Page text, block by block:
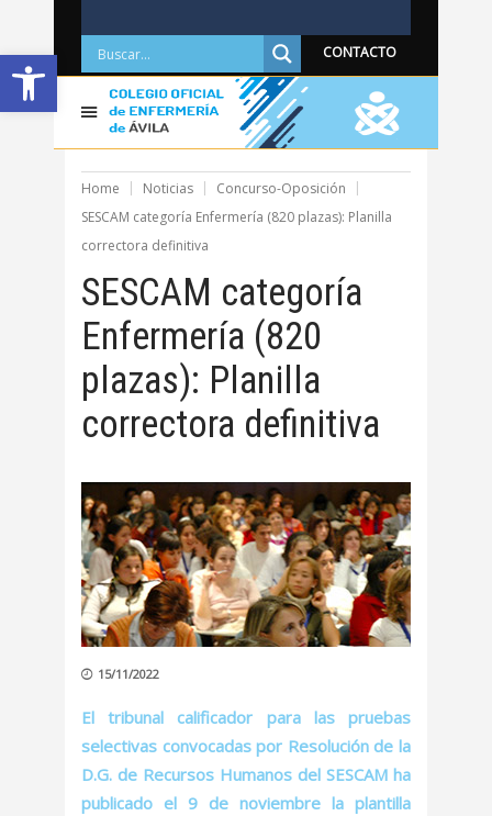
Abrir barra de herramientas CONTACTO
Home Noticias
Concurso-Oposición
SESCAM categoría Enfermería (820 plazas): Planilla
correctora definitiva
SESCAM categoría
Enfermería (820
plazas): Planilla
correctora definitiva
15/11/2022
El tribunal calificador para las pruebas
selectivas convocadas por Resolución de la
D.G. de Recursos Humanos del SESCAM ha
publicado el 9 de noviembre la plantilla